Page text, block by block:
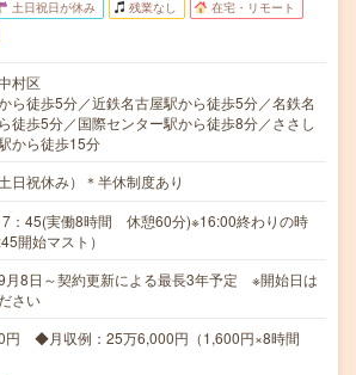
土日祝日が休み 残業なし 在宅・リモート
村区
ら徒歩5分／近鉄名古屋駅から徒歩5分／名鉄名
徒歩5分／国際センター駅から徒歩8分／ささし
から徒歩15分
日祝休み）＊半休制度あり
：45(実働8時間 休憩60分)※16:00終わりの時
開始マスト）
月8日～契約更新による最長3年予定 ※開始日は
さい
円 ◆月収例：25万6,000円（1,600円×8時間